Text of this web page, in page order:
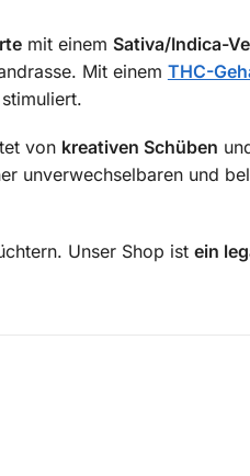
mit einem Sativa/Indica-
Mit einem THC-
von kreativen Schüben
unverwechselbaren und
Unser Shop ist ein